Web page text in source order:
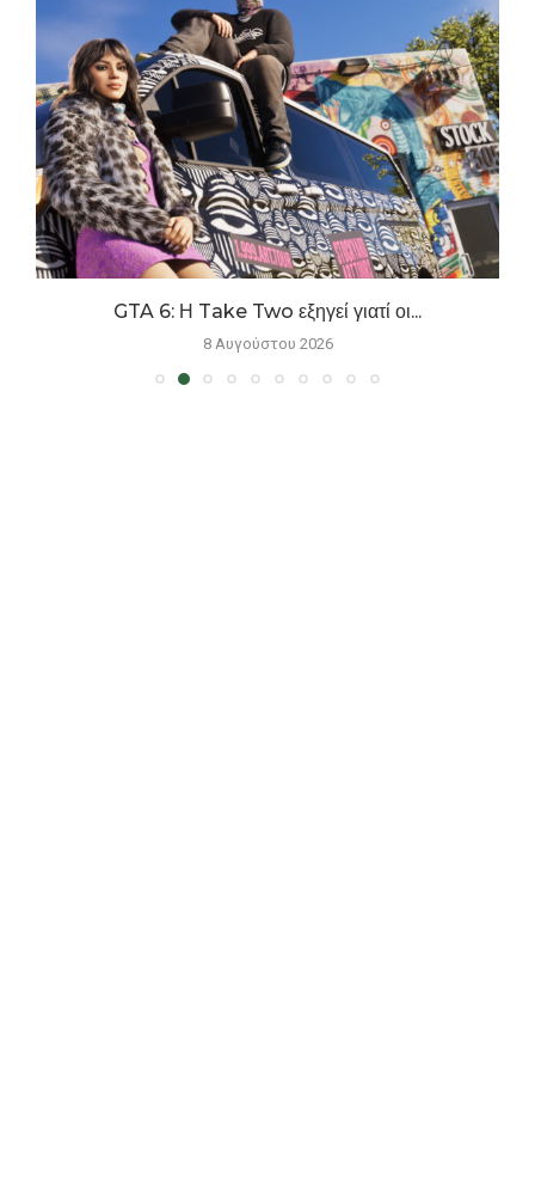
GTA 6: Η Take Two εξηγεί γιατί οι...
8 Αυγούστου 2026